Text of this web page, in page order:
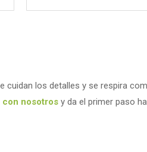
los detalles y se respira
con nosotros y da el primer paso